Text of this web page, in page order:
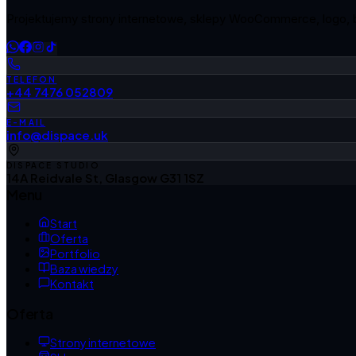
TELEFON
+44 7476 052809
E-MAIL
info@dispace.uk
Start
Oferta
Portfolio
Baza wiedzy
Kontakt
Strony internetowe